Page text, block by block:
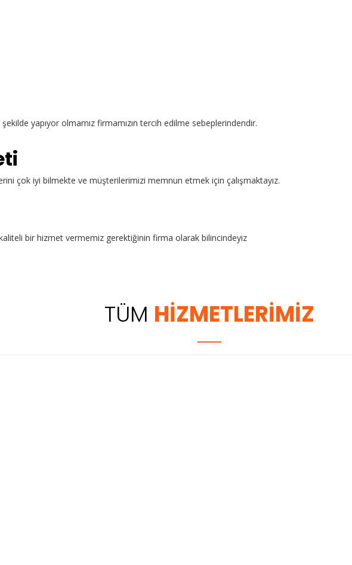
yapıyor olmamız firmamızın tercih edilme sebeplerindendir.
çok iyi bilmekte ve müşterilerimizi memnun etmek için çalışmaktayız.
bir hizmet vermemiz gerektiğinin firma olarak bilincindeyiz
TÜM HİZMETLERİMİZ